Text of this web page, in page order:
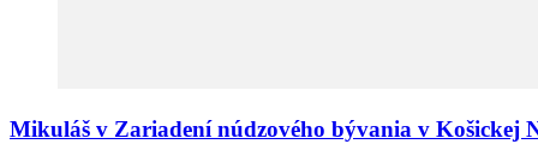
Mikuláš v Zariadení núdzového bývania v Košickej